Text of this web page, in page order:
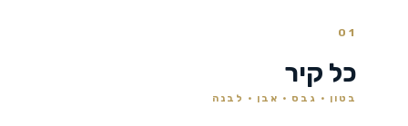
01
כל קיר
בטון · גבס · אבן · לבנה